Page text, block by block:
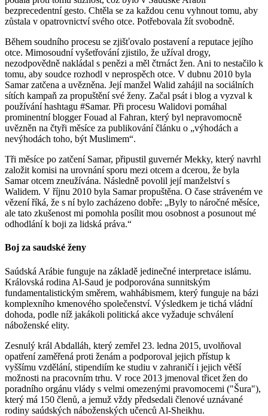
bezprecedentní gesto. Chtěla se za každou cenu vyhnout tomu, aby
zůstala v opatrovnictví svého otce. Potřebovala žít svobodně.
Během soudního procesu se zjišťovalo postavení a reputace jejího
otce. Mimosoudní vyšetřování zjistilo, že užíval drogy,
nezodpovědně nakládal s penězi a měl čtrnáct žen. Ani to nestačilo k
tomu, aby soudce rozhodl v neprospěch otce. V dubnu 2010 byla
Samar zatčena a uvězněna. Její manžel Walid zahájil na sociálních
sítích kampaň za propuštění své ženy. Začal psát i blog a vyzval k
používání hashtagu #Samar. Při procesu Walidovi pomáhal
prominentní blogger Fouad al Fahran, který byl nepravomocně
uvězněn na čtyři měsíce za publikování článku o „výhodách a
nevýhodách toho, být Muslimem“.
Tři měsíce po zatčení Samar, připustil guvernér Mekky, který navrhl
založit komisi na urovnání sporu mezi otcem a dcerou, že byla
Samar otcem zneužívána. Následně povolil její manželství s
Walidem. V říjnu 2010 byla Samar propuštěna. O čase stráveném ve
vězení říká, že s ní bylo zacházeno dobře: „Byly to náročné měsíce,
ale tato zkušenost mi pomohla posílit mou osobnost a posunout mé
odhodlání k boji za lidská práva.“
Boj za saudské ženy
Saúdská Arábie funguje na základě jedinečné interpretace islámu.
Královská rodina Al-Saud je podporována sunnitským
fundamentalistickým směrem, wahhábismem, který funguje na bázi
komplexního kmenového společenství. Výsledkem je tichá vládní
dohoda, podle níž jakákoli politická akce vyžaduje schválení
náboženské elity.
Zesnulý král Abdalláh, který zemřel 23. ledna 2015, uvolňoval
opatření zaměřená proti ženám a podporoval jejich přístup k
vyššímu vzdělání, stipendiím ke studiu v zahraničí i jejich větší
možnosti na pracovním trhu. V roce 2013 jmenoval třicet žen do
poradního orgánu vlády s velmi omezenými pravomocemi ("Šura"),
který má 150 členů, a jemuž vždy předsedali členové uznávané
rodiny saúdských náboženských učenců Al-Sheikhu.